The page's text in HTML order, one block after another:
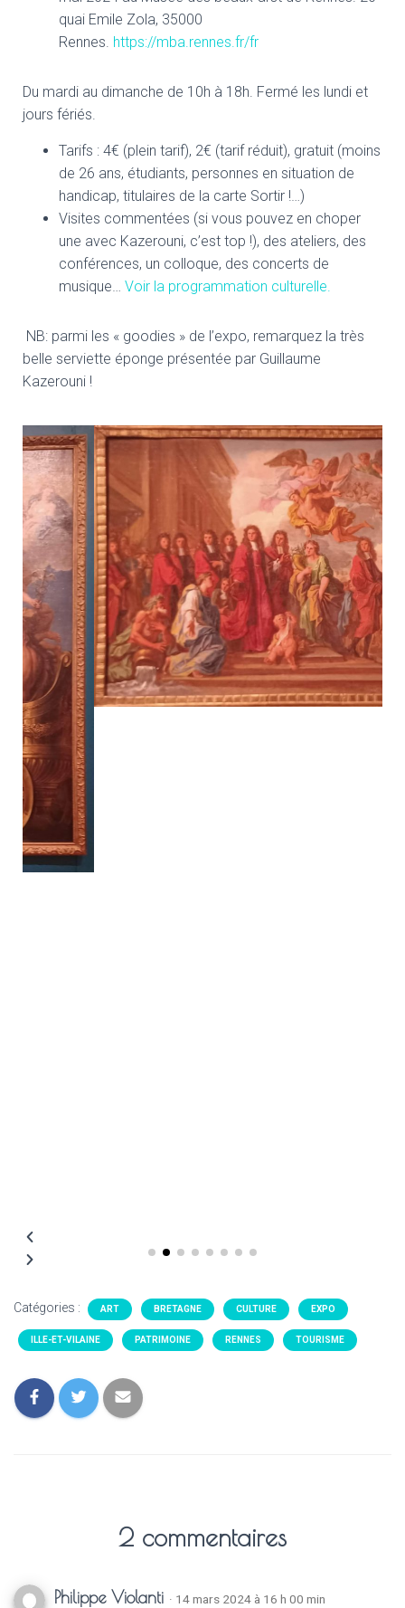
quai Emile Zola, 35000
Rennes. https://mba.rennes.fr/fr
Du mardi au dimanche de 10h à 18h. Fermé les lundi et
jours fériés.
Tarifs : 4€ (plein tarif), 2€ (tarif réduit), gratuit (moins
de 26 ans, étudiants, personnes en situation de
handicap, titulaires de la carte Sortir !…)
Visites commentées (si vous pouvez en choper
une avec Kazerouni, c’est top !), des ateliers, des
conférences, un colloque, des concerts de
musique… Voir la programmation culturelle.
NB: parmi les « goodies » de l’expo, remarquez la très
belle serviette éponge présentée par Guillaume
Kazerouni !
Catégories : ART BRETAGNE CULTURE EXPO
ILLE-ET-VILAINE PATRIMOINE RENNES TOURISME
2 commentaires
Philippe Violanti · 14 mars 2024 à 16 h 00 min